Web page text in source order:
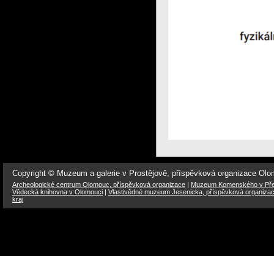
Copyright © Muzeum a galerie v Prostějově, příspěvková organizace
Archeologické centrum Olomouc, příspěvková organizace | Muzeum Komenského v
Vědecká knihovna v Olomouci | Vlastivědné muzeum Jesenicka, příspěvková
kraj